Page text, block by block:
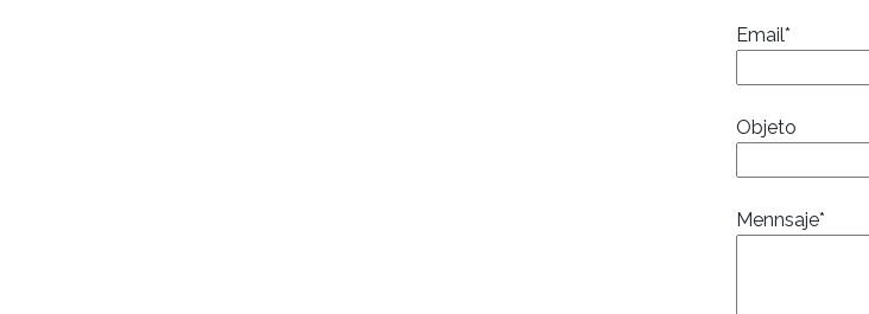
Email*
Objeto
Mennsaje*